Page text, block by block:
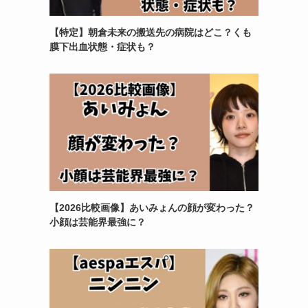
【特定】朝倉未来の搬送先の病院はどこ？くも
膜下出血状態・症状も？
【2026比較画像】あいみょんの顔が変わった？
小顔は芸能界最強に？